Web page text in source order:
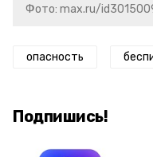
Фото: max.ru/
опасность
Подпишись!